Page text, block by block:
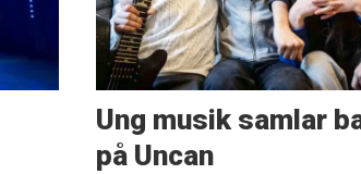
Ung musik samlar
på Uncan